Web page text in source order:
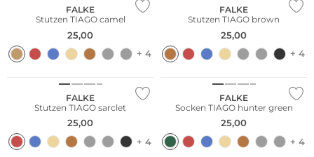
FALKE
Stutzen TIAGO camel
25,00
+ 4
FALKE
Stutzen TIAGO brown
25,00
+ 4
Nachhaltig
FALKE
Stutzen TIAGO sarclet
25,00
+ 4
Nachhaltig
FALKE
Socken TIAGO hunter green
25,00
+ 4
Nachhaltig Große Größen